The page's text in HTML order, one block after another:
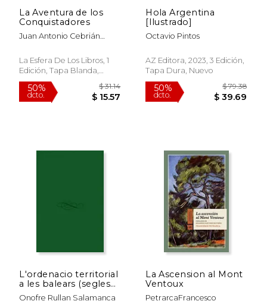
50%
dcto.
La Aventura de los
Conquistadores
Juan Antonio Cebrián
La Esfera De Los Libros, 1
Edición, Tapa Blanda,
Nuevo
Hola Argentina
[Ilustrado]
Octavio Pintos
AZ Editora, 2023, 3 Edición,
Tapa Dura, Nuevo
L'ordenacio territorial
a les balears (segles
XIX-XX)
Onofre Rullan Salamanca
La Ascension al Mont
Ventoux
PetrarcaFrancesco